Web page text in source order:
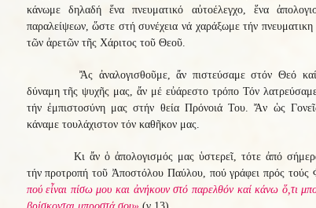
κάνωμε δηλαδή ἕνα πνευματικό αὐτοέλεγχο, ἕνα
παραλείψεων, ὥστε στή συνέχεια νά χαράξωμε τήν
τῶν ἀρετῶν τῆς Χάριτος τοῦ Θεοῦ.
Ἄς ἀναλογισθοῦμε, ἄν πιστεύσαμε στόν Θεό
δύναμη τῆς ψυχῆς μας, ἄν μέ εὐάρεστο τρόπο Τόν
τήν ἐμπιστοσύνη μας στήν θεία Πρόνοιά Του. Ἄν ὡς
κάναμε τουλάχιστον τόν καθῆκον μας.
Κι ἄν ὁ ἀπολογισμός μας ὑστερεῖ, τότε ἀπό
τήν προτροπή τοῦ Ἀποστόλου Παύλου, πού γράφει πρός τούς
πού εἶναι πίσω μου και ἀνήκουν στό παρελθόν καί κάνω ὅ,τι